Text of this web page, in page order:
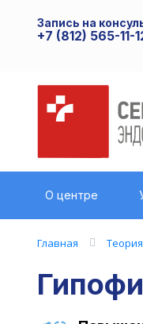
Запись на
+7 (812) 565-11-
О центре
Главная